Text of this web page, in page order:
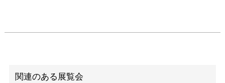
関連のある展覧会